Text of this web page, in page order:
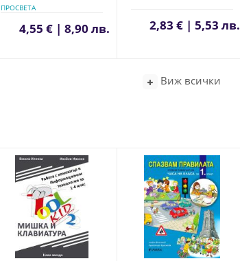
ПРОСВЕТА
4,55 € | 8,90 лв. 2,83 € | 5,53 лв.
Виж всички